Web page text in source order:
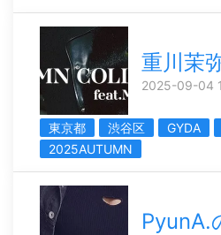
重川茉
2025-09-04
東京都 渋谷区 GYDA
2025AUTUMN
PyunA.